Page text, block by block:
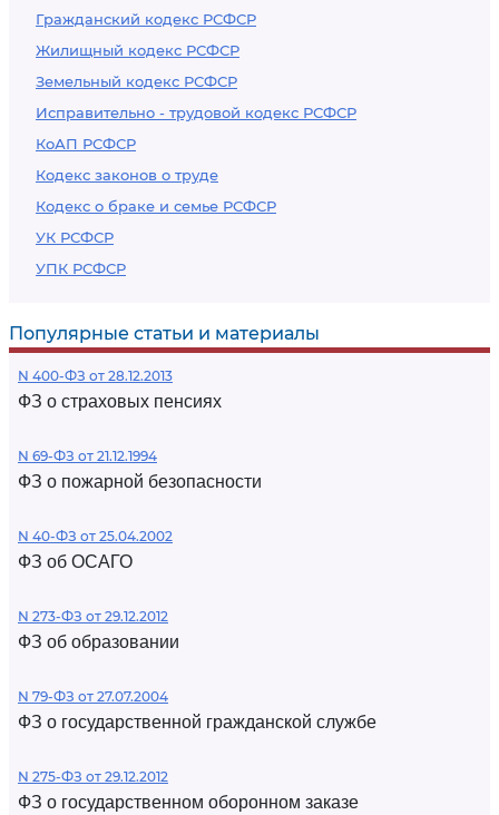
Гражданский кодекс РСФСР
Жилищный кодекс РСФСР
Земельный кодекс РСФСР
Исправительно - трудовой кодекс РСФСР
КоАП РСФСР
Кодекс законов о труде
Кодекс о браке и семье РСФСР
УК РСФСР
УПК РСФСР
Популярные статьи и материалы
N 400-ФЗ от 28.12.2013
ФЗ о страховых пенсиях
N 69-ФЗ от 21.12.1994
ФЗ о пожарной безопасности
N 40-ФЗ от 25.04.2002
ФЗ об ОСАГО
N 273-ФЗ от 29.12.2012
ФЗ об образовании
N 79-ФЗ от 27.07.2004
ФЗ о государственной гражданской службе
N 275-ФЗ от 29.12.2012
ФЗ о государственном оборонном заказе